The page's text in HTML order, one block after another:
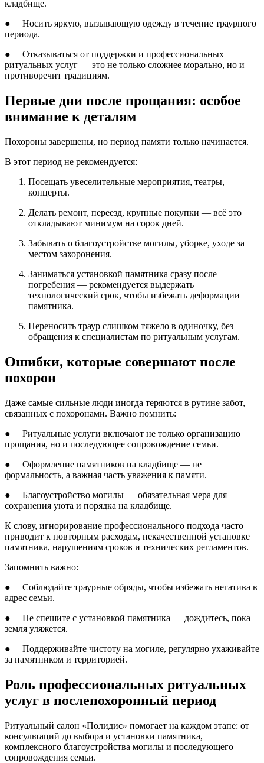
кладбище.
● Носить яркую, вызывающую одежду в течение траурного
периода.
● Отказываться от поддержки и профессиональных
ритуальных услуг — это не только сложнее морально, но и
противоречит традициям.
Первые дни после прощания: особое
внимание к деталям
Похороны завершены, но период памяти только начинается.
В этот период не рекомендуется:
Посещать увеселительные мероприятия, театры,
концерты.
Делать ремонт, переезд, крупные покупки — всё это
откладывают минимум на сорок дней.
Забывать о благоустройстве могилы, уборке, уходе за
местом захоронения.
Заниматься установкой памятника сразу после
погребения — рекомендуется выдержать
технологический срок, чтобы избежать деформации
памятника.
Переносить траур слишком тяжело в одиночку, без
обращения к специалистам по ритуальным услугам.
Ошибки, которые совершают после
похорон
Даже самые сильные люди иногда теряются в рутине забот,
связанных с похоронами. Важно помнить:
● Ритуальные услуги включают не только организацию
прощания, но и последующее сопровождение семьи.
● Оформление памятников на кладбище — не
формальность, а важная часть уважения к памяти.
● Благоустройство могилы — обязательная мера для
сохранения уюта и порядка на кладбище.
К слову, игнорирование профессионального подхода часто
приводит к повторным расходам, некачественной установке
памятника, нарушениям сроков и технических регламентов.
Запомнить важно:
● Соблюдайте траурные обряды, чтобы избежать негатива в
адрес семьи.
● Не спешите с установкой памятника — дождитесь, пока
земля уляжется.
● Поддерживайте чистоту на могиле, регулярно ухаживайте
за памятником и территорией.
Роль профессиональных ритуальных
услуг в послепохоронный период
Ритуальный салон «Полидис» помогает на каждом этапе: от
консультаций до выбора и установки памятника,
комплексного благоустройства могилы и последующего
сопровождения семьи.